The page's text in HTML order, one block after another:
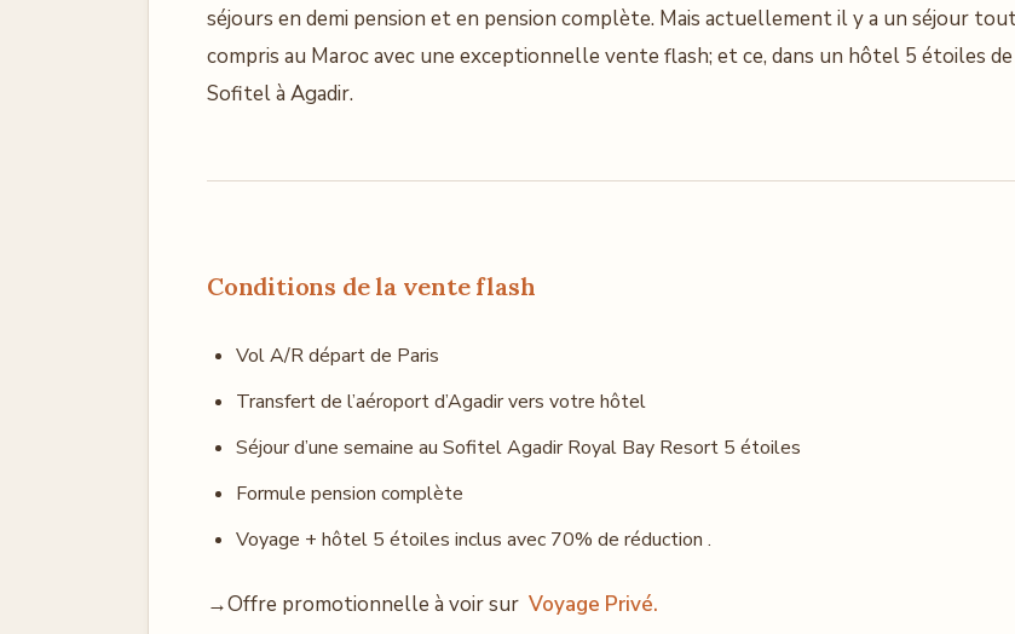
séjours en demi pension et en pension complète. Mais actuellement il y a un séjour
compris au Maroc avec une exceptionnelle vente flash; et ce, dans un hôtel 5 étoiles de
Sofitel à Agadir.
Conditions de la vente flash
Vol A/R départ de Paris
Transfert de l’aéroport d’Agadir vers votre hôtel
Séjour d’une semaine au Sofitel Agadir Royal Bay Resort 5 étoiles
Formule pension complète
Voyage + hôtel 5 étoiles inclus avec 70% de réduction .
→Offre promotionnelle à voir sur Voyage Privé.